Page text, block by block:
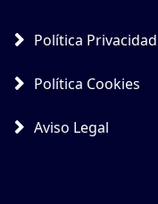
Política Privacidad
Política Cookies
Aviso Legal